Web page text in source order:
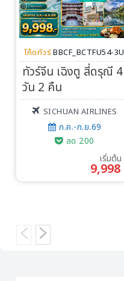
โค้ดทัวร์ BBCF_BCTFU54-3U
ทัวร์จีน เฉิงตู สี่ดรุณี 4
วัน 2 คืน
SICHUAN AIRLINES
ก.ค.-ก.ย.69
ลด 200
เริ่มต้น
9,998